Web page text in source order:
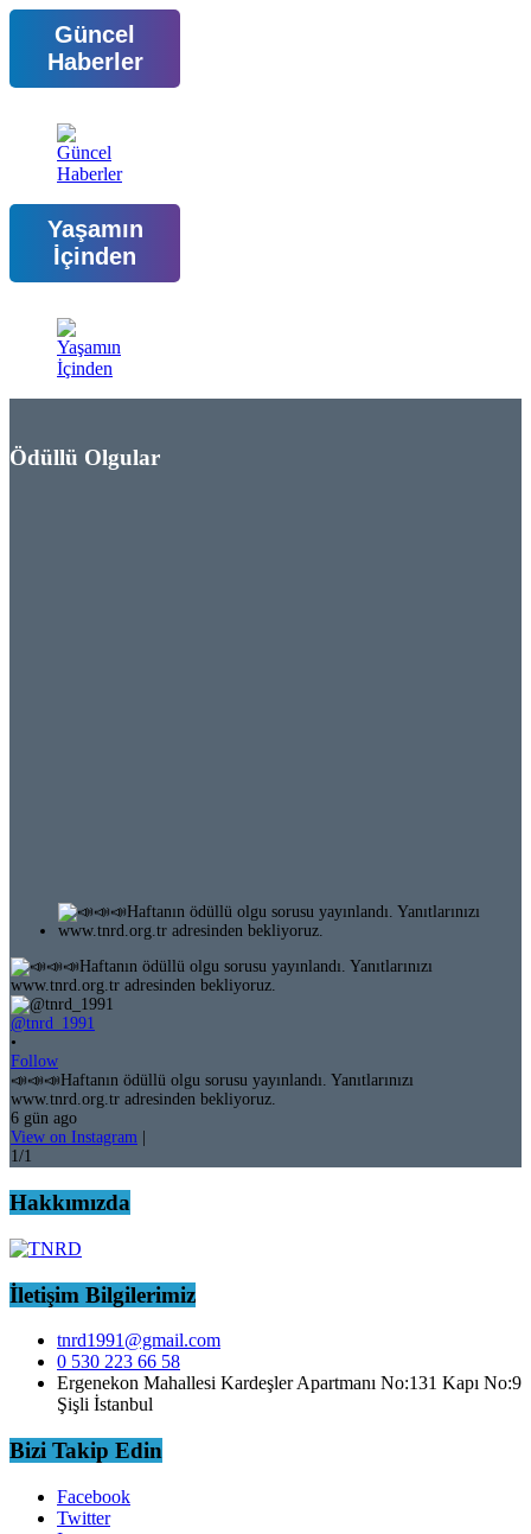
Güncel
Haberler
Yaşamın
İçinden
Ödüllü Olgular
@tnrd_1991
•
Follow
📣📣📣Haftanın ödüllü olgu sorusu yayınlandı. Yanıtlarınızı
www.tnrd.org.tr adresinden bekliyoruz.
6 gün ago
View on Instagram
1/1
Hakkımızda
İletişim Bilgilerimiz
tnrd1991@gmail.com
0 530 223 66 58
Ergenekon Mahallesi Kardeşler Apartmanı No:131 Kapı No:9
Şişli İstanbul
Bizi Takip Edin
Facebook
Twitter